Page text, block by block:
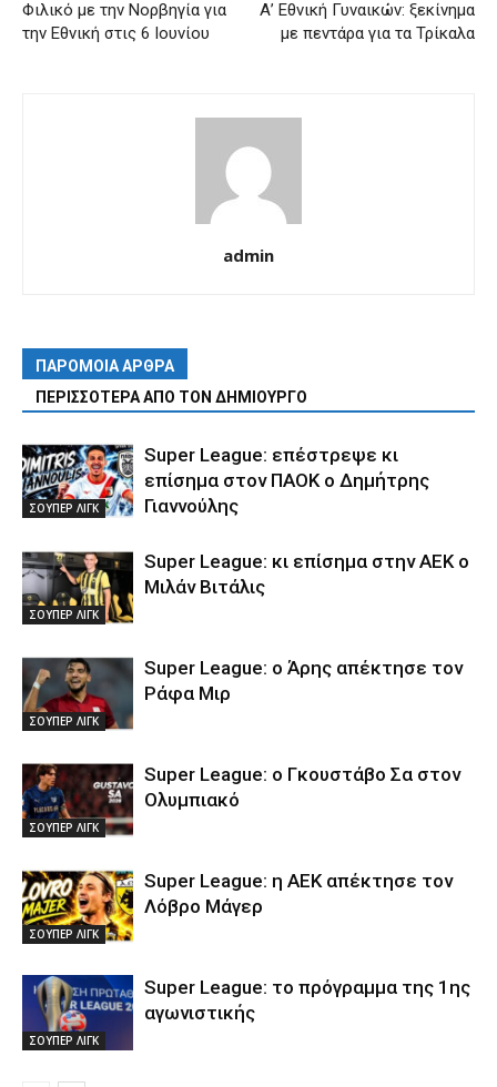
Φιλικό με την Νορβηγία για
την Εθνική στις 6 Ιουνίου
Α’ Εθνική Γυναικών: ξεκίνημα
με πεντάρα για τα Τρίκαλα
admin
ΠΑΡΟΜΟΙΑ ΑΡΘΡΑ
ΠΕΡΙΣΣΟΤΕΡΑ ΑΠΟ ΤΟΝ ΔΗΜΙΟΥΡΓΟ
ΣΟΥΠΕΡ ΛΙΓΚ
Super League: επέστρεψε κι
επίσημα στον ΠΑΟΚ ο Δημήτρης
Γιαννούλης
ΣΟΥΠΕΡ ΛΙΓΚ
Super League: κι επίσημα στην ΑΕΚ ο
Μιλάν Βιτάλις
ΣΟΥΠΕΡ ΛΙΓΚ
Super League: ο Άρης απέκτησε τον
Ράφα Μιρ
ΣΟΥΠΕΡ ΛΙΓΚ
Super League: ο Γκουστάβο Σα στον
Ολυμπιακό
ΣΟΥΠΕΡ ΛΙΓΚ
Super League: η ΑΕΚ απέκτησε τον
Λόβρο Μάγερ
ΣΟΥΠΕΡ ΛΙΓΚ
Super League: το πρόγραμμα της 1ης
αγωνιστικής